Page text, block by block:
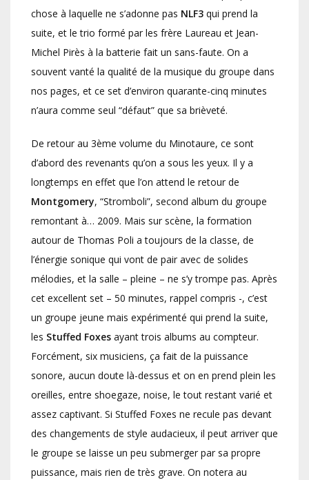
chose à laquelle ne s’adonne pas NLF3 qui prend la
suite, et le trio formé par les frère Laureau et Jean-
Michel Pirès à la batterie fait un sans-faute. On a
souvent vanté la qualité de la musique du groupe dans
nos pages, et ce set d’environ quarante-cinq minutes
n’aura comme seul “défaut” que sa brièveté.
De retour au 3ème volume du Minotaure, ce sont
d’abord des revenants qu’on a sous les yeux. Il y a
longtemps en effet que l’on attend le retour de
Montgomery, “Stromboli”, second album du groupe
remontant à… 2009. Mais sur scène, la formation
autour de Thomas Poli a toujours de la classe, de
l’énergie sonique qui vont de pair avec de solides
mélodies, et la salle – pleine – ne s’y trompe pas. Après
cet excellent set – 50 minutes, rappel compris -, c’est
un groupe jeune mais expérimenté qui prend la suite,
les Stuffed Foxes ayant trois albums au compteur.
Forcément, six musiciens, ça fait de la puissance
sonore, aucun doute là-dessus et on en prend plein les
oreilles, entre shoegaze, noise, le tout restant varié et
assez captivant. Si Stuffed Foxes ne recule pas devant
des changements de style audacieux, il peut arriver que
le groupe se laisse un peu submerger par sa propre
puissance, mais rien de très grave. On notera au